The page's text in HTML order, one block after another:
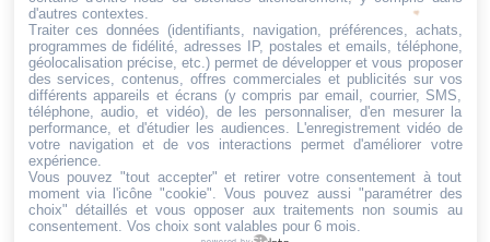
confidentialité
Mentions
légales
Conditions de
retour et de
remboursement
Droit de
rétractation
d'autres contextes.
Traiter ces données (identifiants, navigation, préférences, achats,
programmes de fidélité, adresses IP, postales et emails, téléphone,
géolocalisation précise, etc.) permet de développer et vous proposer
des services, contenus, offres commerciales et publicités sur vos
différents appareils et écrans (y compris par email, courrier, SMS,
téléphone, audio, et vidéo), de les personnaliser, d'en mesurer la
performance, et d'étudier les audiences. L'enregistrement vidéo de
votre navigation et de vos interactions permet d'améliorer votre
expérience.
Vous pouvez "tout accepter" et retirer votre consentement à tout
moment via l'icône "cookie" . Vous pouvez aussi "paramétrer des
choix" détaillés et vous opposer aux traitements non soumis au
consentement. Vos choix sont valables pour 6 mois.